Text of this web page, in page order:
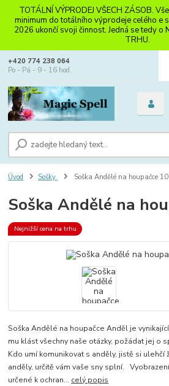
TOTÁLNÍ VÝPRODEJ VŠECH ZÁSOB.
minimum do totálního výprodeje celého e
2026 ukončí svoji činnost. Jedná se tedy o
TRHU.
+420 774 238 064
Po - Pá - 9 - 16 hod.
Úvod Sošky Soška Andělé na houpačce
Soška Andělé na
Nejnižší cena na trhu
Soška Andělé na houpačce Anděl je
mu klást všechny naše otázky, požádat jej o
Kdo umí komunikovat s anděly, jistě si ulehčí
anděly, určitě vám vaše sny splní.
určené k ochran... celý popis